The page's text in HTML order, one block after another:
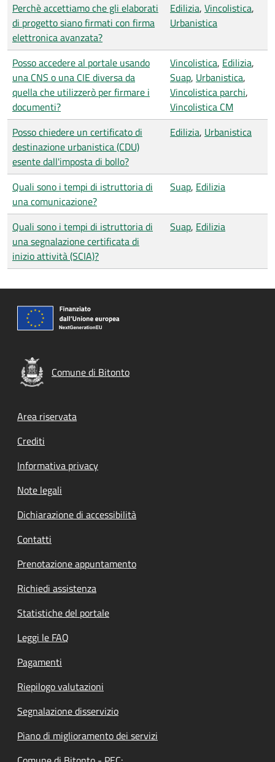
Perchè accettiamo che gli elaborati
di progetto siano firmati con firma
elettronica avanzata?
Edilizia, Vincolistica,
Urbanistica
Posso accedere al portale usando
una CNS o una CIE diversa da
quella che utilizzerò per firmare i
documenti?
Vincolistica, Edilizia,
Suap, Urbanistica,
Vincolistica parchi,
Vincolistica CM
Posso chiedere un certificato di
destinazione urbanistica (CDU)
esente dall'imposta di bollo?
Edilizia, Urbanistica
Quali sono i tempi di istruttoria di
una comunicazione?
Suap, Edilizia
Quali sono i tempi di istruttoria di
una segnalazione certificata di
inizio attività (SCIA)?
Suap, Edilizia
Comune di Bitonto
Footer menu
Area riservata
Crediti
Informativa privacy
Note legali
Dichiarazione di accessibilità
Contatti
Prenotazione appuntamento
Richiedi assistenza
Statistiche del portale
Leggi le FAQ
Pagamenti
Riepilogo valutazioni
Segnalazione disservizio
Piano di miglioramento dei servizi